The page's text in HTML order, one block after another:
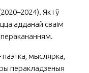
Як і ў
адданай сваім
перакананням.
мыслярка,
перакладзеныя